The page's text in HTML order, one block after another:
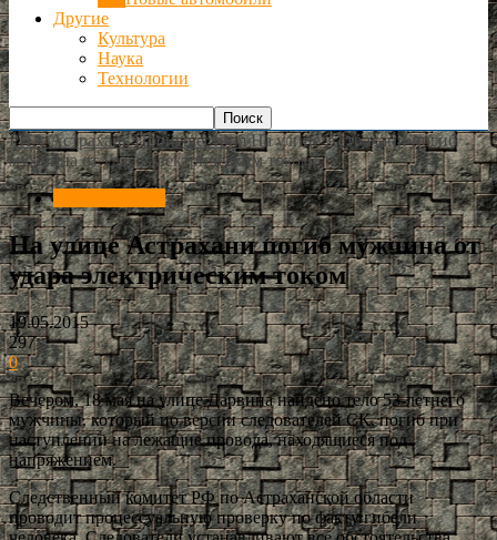
Другие
Культура
Наука
Технологии
РИА Астрахань Происшествия На улице Астрахани погиб
мужчина от удара электрическим током
На улице Астрахани погиб мужчина от
удара электрическим током
19.05.2015
297
0
Вечером, 18 мая на улице Дарвина найдено тело 53-летнего
мужчины, который по версии следователей СК, погиб при
наступлении на лежащие провода, находящиеся под
напряжением.
Следственный комитет РФ по Астраханской области
проводит процессуальную проверку по факту гибели